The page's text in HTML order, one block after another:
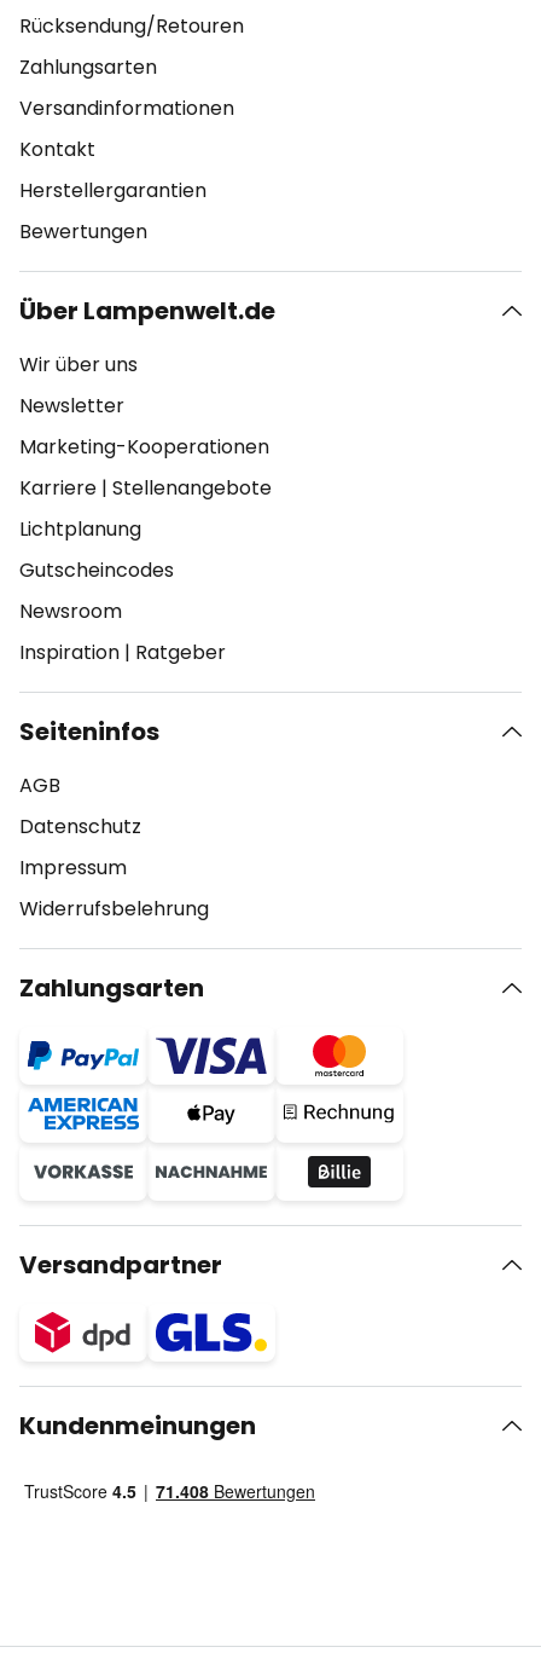
Rücksendung/Retouren
Zahlungsarten
Versandinformationen
Kontakt
Herstellergarantien
Bewertungen
Über Lampenwelt.de
Wir über uns
Newsletter
Marketing-Kooperationen
Karriere | Stellenangebote
Lichtplanung
Gutscheincodes
Newsroom
Inspiration | Ratgeber
Seiteninfos
AGB
Datenschutz
Impressum
Widerrufsbelehrung
Zahlungsarten
Versandpartner
Kundenmeinungen